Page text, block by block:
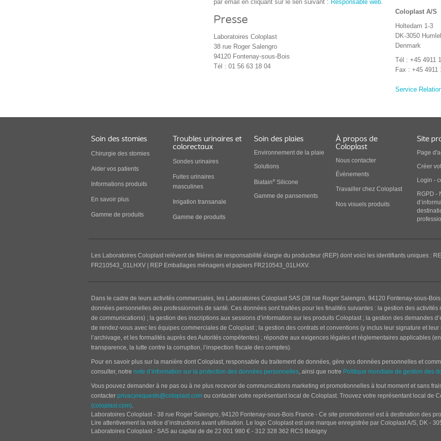
par email en cliquant sur le lien suivant : Responsable web
Presse
Laboratoires Coloplast
38 rue Roger Salengro
94120 Fontenay-sous-Bois
Tél : 01 56 63 18 04
Coloplast A/S
Holtedam 1-3
DK-3050
Denmark
Tél : +45 4911
Fax : +45 4911
Service
Soin des stomies
Chirurgie des stomies
Aider vos patients
Informations produits
En savoir plus
Gamme de produits
Troubles urinaires et
colorectaux
Sondes urinaires
Fuites urinaires
masculines
Irrigation transanale
Gamme de produits
Soin des plaies
Environnement de la plaie
Solutions
Biatain® Silicone
Gamme de pansements
À propos de
Coloplast
Nous contacter
Évènements
Travailler chez Coloplast
Nos visuels produits
Site
Page
Créer
Login -
RGPD -
Les Laboratoires Coloplast relèvent de filières de responsabilité élargie du producteur (REP) dont voici les identifiants uniques :
FR210543_01LHXV | REP Emballages ménagers et papiers FR210543_01LHXV.
Dans le cadre de leurs activités commerciales, les Laboratoires Coloplast SAS (38 rue Roger Salengro, 94120 Fontenay-sous-
données personnelles des professionnels de santé. Ces données sont traitées pour les finalités suivantes : la gestion des
de communications) ; la gestion des inscriptions aux sessions d’information sur les produits Coloplast ; la gestion des demandes
de rendez-vous avec les équipes commerciales de Coloplast ; la gestion des contrats et conventions (y inclus leur signature et
l’archivage, et les formalités auprès des Autorités compétentes) ; répondre aux exigences légales et réglementaires applicables
transparence, la lutte contre la corruption, l’inspection fiscale des comptes).
Pour en savoir plus sur la manière dont Coloplast, responsable du traitement de données, gère vos données personnelles et
consulter, notre note d’information sur la protection des données personnelles , ainsi que notre Politique mondiale de gestion des
Vous pouvez demander à ne pas ou à ne plus recevoir de communications marketing et promotionnelles à tout moment et sans
contacter privacyrequests@coloplast.com ou contacter votre représentant local de Coloplast. Trouvez votre représentant local de
(coloplast.com)
Laboratoires Coloplast - 38 rue Roger Salengro, 94120 Fontenay-sous-Bois France - Ce site promotionnel est à destination des
Lire attentivement la notice d’instructions avant utilisation. Le logo Coloplast est une marque enregistrée par Coloplast A/S, DK -
Laboratoires Coloplast - SAS au capital de de 22 001 980 € - 312 328 362 RCS Bobigny